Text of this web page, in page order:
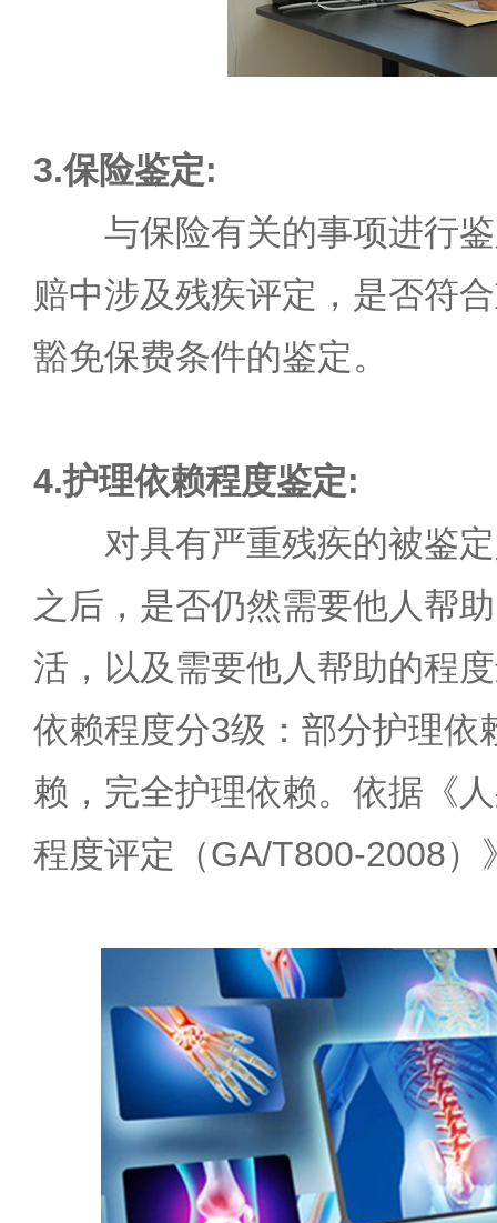
3.保险鉴定:
与保险有关的事项进行鉴
赔中涉及残疾评定，是否符
豁免保费条件的鉴定。
4.护理依赖程度鉴定:
对具有严重残疾的被鉴定
之后，是否仍然需要他人帮
活，以及需要他人帮助的程
依赖程度分3级：部分护理依
赖，完全护理依赖。依据《
程度评定（GA/T800-2008）